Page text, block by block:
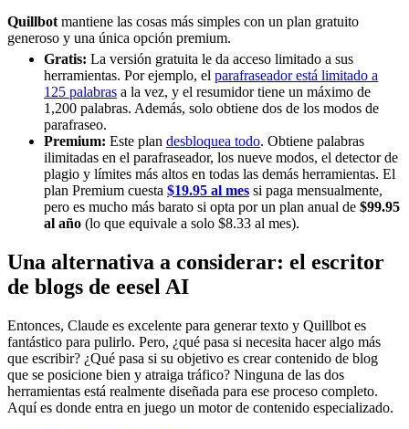
Quillbot mantiene las cosas más simples con un plan gratuito
generoso y una única opción premium.
Gratis: La versión gratuita le da acceso limitado a sus
herramientas. Por ejemplo, el parafraseador está limitado a
125 palabras a la vez, y el resumidor tiene un máximo de
1,200 palabras. Además, solo obtiene dos de los modos de
parafraseo.
Premium: Este plan desbloquea todo. Obtiene palabras
ilimitadas en el parafraseador, los nueve modos, el detector de
plagio y límites más altos en todas las demás herramientas. El
plan Premium cuesta $19.95 al mes si paga mensualmente,
pero es mucho más barato si opta por un plan anual de $99.95
al año (lo que equivale a solo $8.33 al mes).
Una alternativa a considerar: el escritor
de blogs de eesel AI
Entonces, Claude es excelente para generar texto y Quillbot es
fantástico para pulirlo. Pero, ¿qué pasa si necesita hacer algo más
que escribir? ¿Qué pasa si su objetivo es crear contenido de blog
que se posicione bien y atraiga tráfico? Ninguna de las dos
herramientas está realmente diseñada para ese proceso completo.
Aquí es donde entra en juego un motor de contenido especializado.